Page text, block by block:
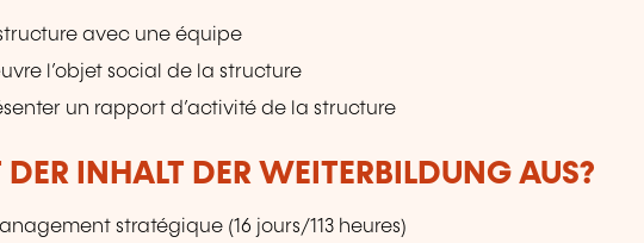
avec une équipe
l’objet social de la structure
un rapport d’activité de la structure
INHALT DER WEITERBILDUNG AUS?
stratégique (16 jours/113 heures)